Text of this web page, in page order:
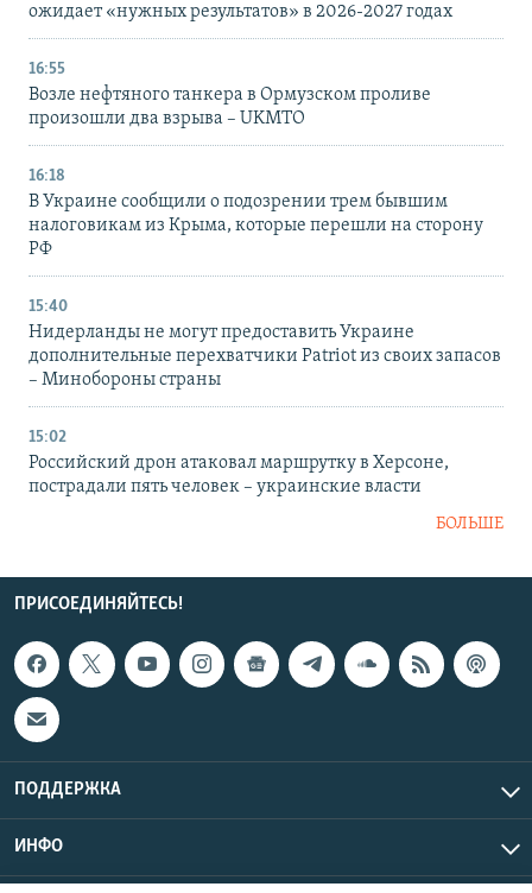
ожидает «нужных результатов» в 2026-2027 годах
16:55
Возле нефтяного танкера в Ормузском проливе
произошли два взрыва – UKMTO
16:18
В Украине сообщили о подозрении трем бывшим
налоговикам из Крыма, которые перешли на сторону
РФ
15:40
Нидерланды не могут предоставить Украине
дополнительные перехватчики Patriot из своих запасов
– Минобороны страны
15:02
Российский дрон атаковал маршрутку в Херсоне,
пострадали пять человек – украинские власти
БОЛЬШЕ
ПРИСОЕДИНЯЙТЕСЬ!
ПОДДЕРЖКА
ИНФО